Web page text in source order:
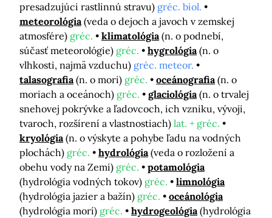
presadzujúci rastlinnú stravu) gréc. biol.
meteorológia (veda o dejoch a javoch v zemskej
atmosfére) gréc. klimatológia (n. o podnebí,
súčasť meteorológie) gréc. hygrológia (n. o
vlhkosti, najmä vzduchu) gréc. meteor.
talasografia (n. o mori) gréc. oceánografia (n. o
moriach a oceánoch) gréc. glaciológia (n. o trvalej
snehovej pokrývke a ľadovcoch, ich vzniku, vývoji,
tvaroch, rozšírení a vlastnostiach) lat. + gréc.
kryológia (n. o výskyte a pohybe ľadu na vodných
plochách) gréc. hydrológia (veda o rozložení a
obehu vody na Zemi) gréc.
potamológia
(hydrológia vodných tokov) gréc.
limnológia
(hydrológia jazier a bažín) gréc.
oceánológia
(hydrológia morí) gréc. hydrogeológia (hydrológia